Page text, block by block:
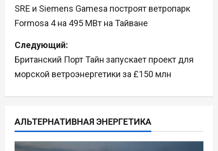
а
в
и
г
и
SRE и Siemens Gamesa построят ветропарк
Formosa 4 на 495 МВт на Тайване
Следующий:
Британский Порт Тайн запускает проект для
морской ветроэнергетики за £150 млн
АЛЬТЕРНАТИВНАЯ ЭНЕРГЕТИКА